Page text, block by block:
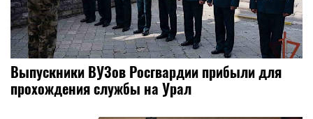
Выпускники ВУЗов Росгвардии прибыли для
прохождения службы на Урал